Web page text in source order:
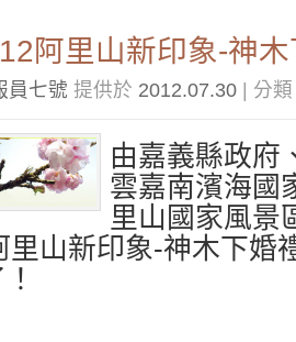
阿里山新印象-神
員七號 提供於 2012.07.30 | 分
由嘉義縣政府
雲嘉南濱海國
里山國家風景
里山新印象-神木下婚